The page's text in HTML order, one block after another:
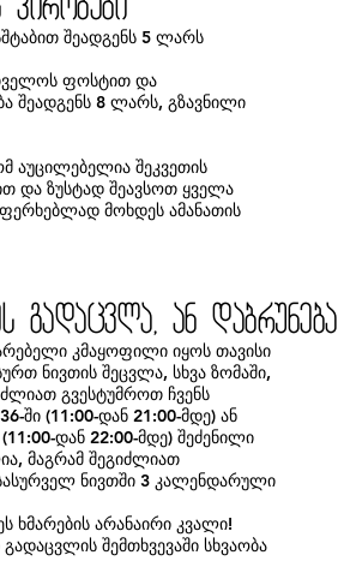
შეადგენს 5 ლარს
ფოსტით და
შეადგენს 8 ლარს, გზავნილი
აუცილებელია შეკვეთის
და ზუსტად შეავსოთ ყველა
მოხდეს ამანათის
an dabruneba
კმაყოფილი იყოს თავისი
ნივთის შეცვლა, სხვა ზომაში,
გვესტუმროთ ჩვენს
ში (11:00-დან 21:00-მდე) ან
დან 22:00-მდე) შეძენილი
მაგრამ შეგიძლიათ
ნივთში 3 კალენდარული
ხმარების არანაირი კვალი!
შემთხვევაში სხვაობა